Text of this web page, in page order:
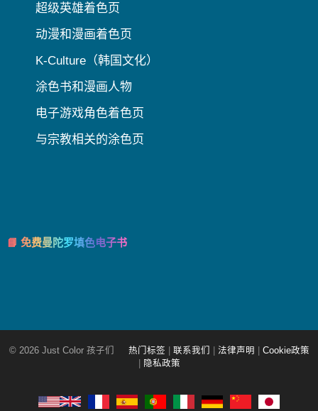
超级英雄着色页
动漫和漫画着色页
K-Culture（韩国文化）
涂色书和漫画人物
电子游戏角色着色页
与宗教相关的涂色页
📘 免费曼陀罗填色电子书
© 2026 Just Color 孩子们 热门标签 联系我们 法律声明
Cookie政策
隐私政策